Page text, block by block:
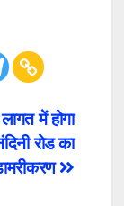
में होगा
रोड का